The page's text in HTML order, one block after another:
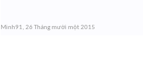
Minh91, 26 Tháng mười một 2015